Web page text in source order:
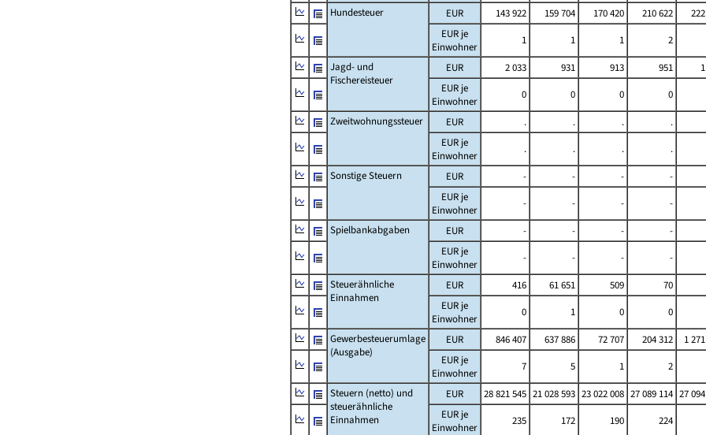
Hundesteuer
EUR 143 922 159 704 170 420 210 622
EUR je
Einwohner
1 1 1 2
Jagd- und
Fischereisteuer
EUR 2 033 931 913 951
EUR je
Einwohner
0 0 0 0
Zweitwohnungssteuer
EUR . . . .
EUR je
Einwohner
. . . .
Sonstige Steuern
EUR - - - -
EUR je
Einwohner
- - - -
Spielbankabgaben
EUR - - - -
EUR je
Einwohner
- - - -
Steuerähnliche
Einnahmen
EUR 416 61 651 509 70
EUR je
Einwohner
0 1 0 0
Gewerbesteuerumlage
(Ausgabe)
EUR 846 407 637 886 72 707 204 312 1
EUR je
Einwohner
7 5 1 2
Steuern (netto) und
steuerähnliche
Einnahmen
EUR 28 821 545 21 028 593 23 022 008 27 089 114 27
EUR je
Einwohner
235 172 190 224